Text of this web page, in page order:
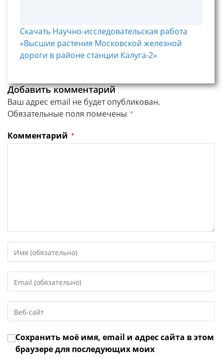
Скачать Научно-исследовательская работа
«Высшие растения Московской железной
дороги в районе станции Калуга-2»
Добавить комментарий
Ваш адрес email не будет опубликован.
Обязательные поля помечены *
Комментарий *
свое
или
имя
чтобы
прокомментировать
свой
адрес,
чтобы
URL
веб-
сайта
Сохранить моё имя, email и адрес сайта в этом
браузере для последующих моих